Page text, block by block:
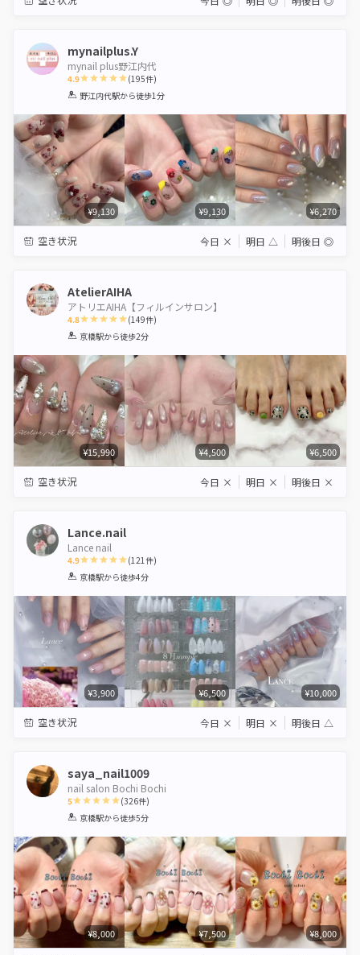
mynailplus.Y
mynail plus野江内代
4.9
1 2 3 4 5
(195件)
野江内代駅から徒歩1分
¥9,130 ¥9,130 ¥6,270
空き状況 今日 × 明日 △ 明後日 ◎
AtelierAIHA
アトリエAIHA【フィルインサロン】
4.8
1 2 3 4 5
(149件)
京橋駅から徒歩2分
¥15,990 ¥4,500 ¥6,500
空き状況 今日 × 明日 × 明後日 ×
Lance.nail
Lance nail
4.9
1 2 3 4 5
(121件)
京橋駅から徒歩4分
¥3,900 ¥6,500 ¥10,000
空き状況 今日 × 明日 × 明後日 △
saya_nail1009
nail salon Bochi Bochi
5
1 2 3 4 5
(326件)
京橋駅から徒歩5分
¥8,000 ¥7,500 ¥8,000